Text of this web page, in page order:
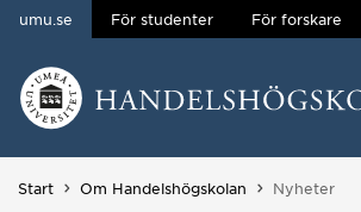
Hoppa direkt till innehållet
umu.se För studenter För forskare
Start Om Handelshögskolan Du är här:
Nyheter